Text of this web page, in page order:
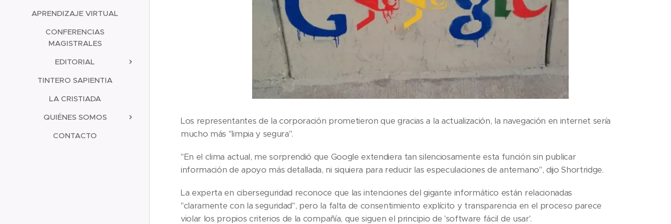
APRENDIZAJE VIRTUAL
CONFERENCIAS
MAGISTRALES
EDITORIAL
TINTERO SAPIENTIA
LA CRISTIADA
QUIÉNES SOMOS
CONTACTO
Los representantes de la corporación prometieron que gracias a la actualización, la navegación en internet sería
mucho más "limpia y segura".
"En el clima actual, me sorprendió que Google extendiera tan silenciosamente esta función sin publicar
información de apoyo más detallada, ni siquiera para reducir las especulaciones de antemano", dijo Shortridge.
La experta en ciberseguridad reconoce que las intenciones del gigante informático están relacionadas
"claramente con la seguridad", pero la falta de consentimiento explícito y transparencia en el proceso parece
violar los propios criterios de la compañía, que siguen el principio de 'software fácil de usar'.